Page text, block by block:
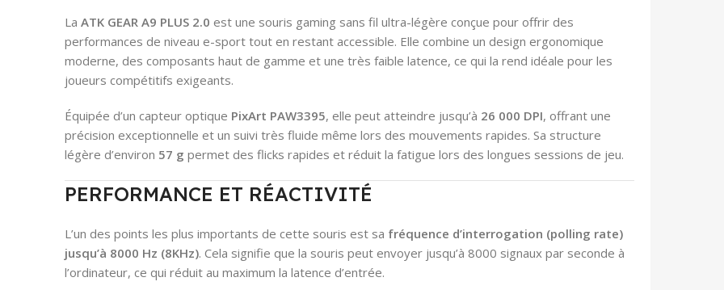
La ATK GEAR A9 PLUS 2.0 est une souris gaming sans fil ultra-légère conçue pour offrir des
performances de niveau e-sport tout en restant accessible. Elle combine un design ergonomique
moderne, des composants haut de gamme et une très faible latence, ce qui la rend idéale pour les
joueurs compétitifs exigeants.
Équipée d’un capteur optique PixArt PAW3395, elle peut atteindre jusqu’à 26 000 DPI, offrant une
précision exceptionnelle et un suivi très fluide même lors des mouvements rapides. Sa structure
légère d’environ 57 g permet des flicks rapides et réduit la fatigue lors des longues sessions de jeu.
PERFORMANCE ET RÉACTIVITÉ
L’un des points les plus importants de cette souris est sa fréquence d’interrogation (polling rate)
jusqu’à 8000 Hz (8KHz). Cela signifie que la souris peut envoyer jusqu’à 8000 signaux par seconde à
l’ordinateur, ce qui réduit au maximum la latence d’entrée.